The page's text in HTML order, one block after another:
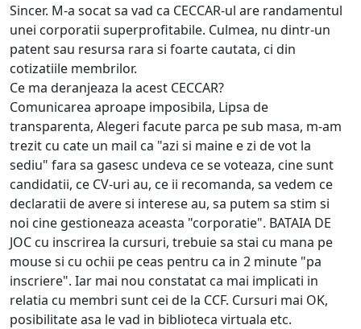
Sincer. M-a socat sa vad ca CECCAR-ul are randamentul
unei corporatii superprofitabile. Culmea, nu dintr-un
patent sau resursa rara si foarte cautata, ci din
cotizatiile membrilor.
Ce ma deranjeaza la acest CECCAR?
Comunicarea aproape imposibila, Lipsa de
transparenta, Alegeri facute parca pe sub masa, m-am
trezit cu cate un mail ca "azi si maine e zi de vot la
sediu" fara sa gasesc undeva ce se voteaza, cine sunt
candidatii, ce CV-uri au, ce ii recomanda, sa vedem ce
declaratii de avere si interese au, sa putem sa stim si
noi cine gestioneaza aceasta "corporatie". BATAIA DE
JOC cu inscrirea la cursuri, trebuie sa stai cu mana pe
mouse si cu ochii pe ceas pentru ca in 2 minute "pa
inscriere". Iar mai nou constatat ca mai implicati in
relatia cu membri sunt cei de la CCF. Cursuri mai OK,
posibilitate asa le vad in biblioteca virtuala etc.